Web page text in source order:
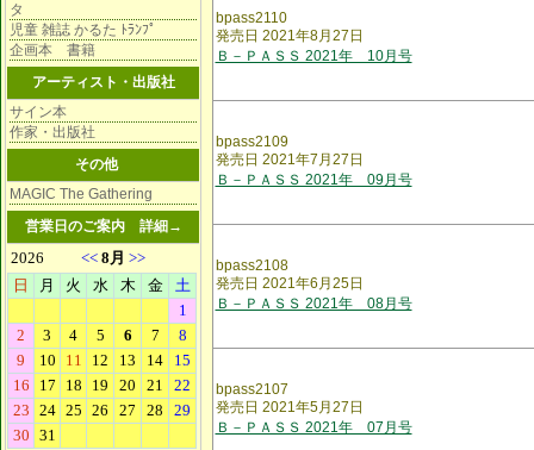
タ
児童 雑誌 かるた ﾄﾗﾝﾌﾟ
企画本 書籍
アーティスト・出版社
サイン本
作家・出版社
その他
MAGIC The Gathering
営業日のご案内 詳細→
bpass2110
発売日 2021年8月27日
Ｂ－ＰＡＳＳ 2021年 10月号
bpass2109
発売日 2021年7月27日
Ｂ－ＰＡＳＳ 2021年 09月号
bpass2108
発売日 2021年6月25日
Ｂ－ＰＡＳＳ 2021年 08月号
bpass2107
発売日 2021年5月27日
Ｂ－ＰＡＳＳ 2021年 07月号